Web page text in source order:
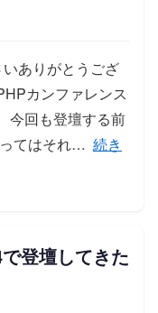
ありがとうござ
カンファレンス
今回も登壇する前
てはそれ… 「ペチコ
続き
登壇してきた